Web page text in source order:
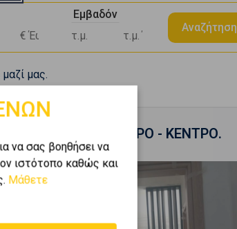
Εμβαδόν
Αναζήτηση
μαζί μας.
ΘΕΣΣΑΛΟΝΙΚΗ - ΚΕΝΤΡΟ - ΚΕΝΤΡΟ.
να σας βοηθήσει να
ιστότοπο καθώς και
Μάθετε